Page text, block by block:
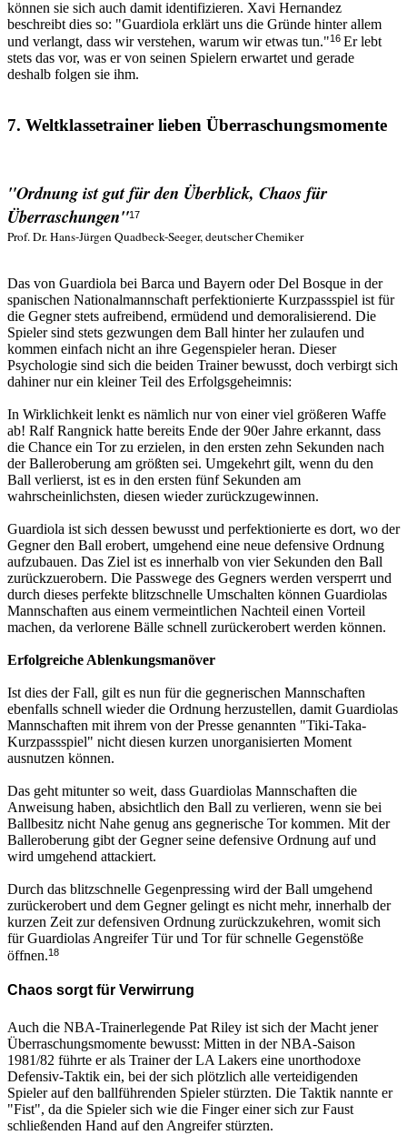
können sie sich auch damit identifizieren. Xavi Hernandez
beschreibt dies so: "Guardiola erklärt uns die Gründe hinter allem
und verlangt, dass wir verstehen, warum wir etwas tun."16 Er lebt
stets das vor, was er von seinen Spielern erwartet und gerade
deshalb folgen sie ihm.
7. Weltklassetrainer lieben Überraschungsmomente
"Ordnung ist gut für den Überblick, Chaos für
Überraschungen"17
Prof. Dr. Hans-Jürgen Quadbeck-Seeger, deutscher Chemiker
Das von Guardiola bei Barca und Bayern oder Del Bosque in der
spanischen Nationalmannschaft perfektionierte Kurzpassspiel ist für
die Gegner stets aufreibend, ermüdend und demoralisierend. Die
Spieler sind stets gezwungen dem Ball hinter her zulaufen und
kommen einfach nicht an ihre Gegenspieler heran. Dieser
Psychologie sind sich die beiden Trainer bewusst, doch verbirgt sich
dahiner nur ein kleiner Teil des Erfolgsgeheimnis:
In Wirklichkeit lenkt es nämlich nur von einer viel größeren Waffe
ab! Ralf Rangnick hatte bereits Ende der 90er Jahre erkannt, dass
die Chance ein Tor zu erzielen, in den ersten zehn Sekunden nach
der Balleroberung am größten sei. Umgekehrt gilt, wenn du den
Ball verlierst, ist es in den ersten fünf Sekunden am
wahrscheinlichsten, diesen wieder zurückzugewinnen.
Guardiola ist sich dessen bewusst und perfektionierte es dort, wo der
Gegner den Ball erobert, umgehend eine neue defensive Ordnung
aufzubauen. Das Ziel ist es innerhalb von vier Sekunden den Ball
zurückzuerobern. Die Passwege des Gegners werden versperrt und
durch dieses perfekte blitzschnelle Umschalten können Guardiolas
Mannschaften aus einem vermeintlichen Nachteil einen Vorteil
machen, da verlorene Bälle schnell zurückerobert werden können.
Erfolgreiche Ablenkungsmanöver
Ist dies der Fall, gilt es nun für die gegnerischen Mannschaften
ebenfalls schnell wieder die Ordnung herzustellen, damit Guardiolas
Mannschaften mit ihrem von der Presse genannten "Tiki-Taka-
Kurzpassspiel" nicht diesen kurzen unorganisierten Moment
ausnutzen können.
Das geht mitunter so weit, dass Guardiolas Mannschaften die
Anweisung haben, absichtlich den Ball zu verlieren, wenn sie bei
Ballbesitz nicht Nahe genug ans gegnerische Tor kommen. Mit der
Balleroberung gibt der Gegner seine defensive Ordnung auf und
wird umgehend attackiert.
Durch das blitzschnelle Gegenpressing wird der Ball umgehend
zurückerobert und dem Gegner gelingt es nicht mehr, innerhalb der
kurzen Zeit zur defensiven Ordnung zurückzukehren, womit sich
für Guardiolas Angreifer Tür und Tor für schnelle Gegenstöße
öffnen.18
Chaos sorgt für Verwirrung
Auch die NBA-Trainerlegende Pat Riley ist sich der Macht jener
Überraschungsmomente bewusst: Mitten in der NBA-Saison
1981/82 führte er als Trainer der LA Lakers eine unorthodoxe
Defensiv-Taktik ein, bei der sich plötzlich alle verteidigenden
Spieler auf den ballführenden Spieler stürzten. Die Taktik nannte er
"Fist", da die Spieler sich wie die Finger einer sich zur Faust
schließenden Hand auf den Angreifer stürzten.